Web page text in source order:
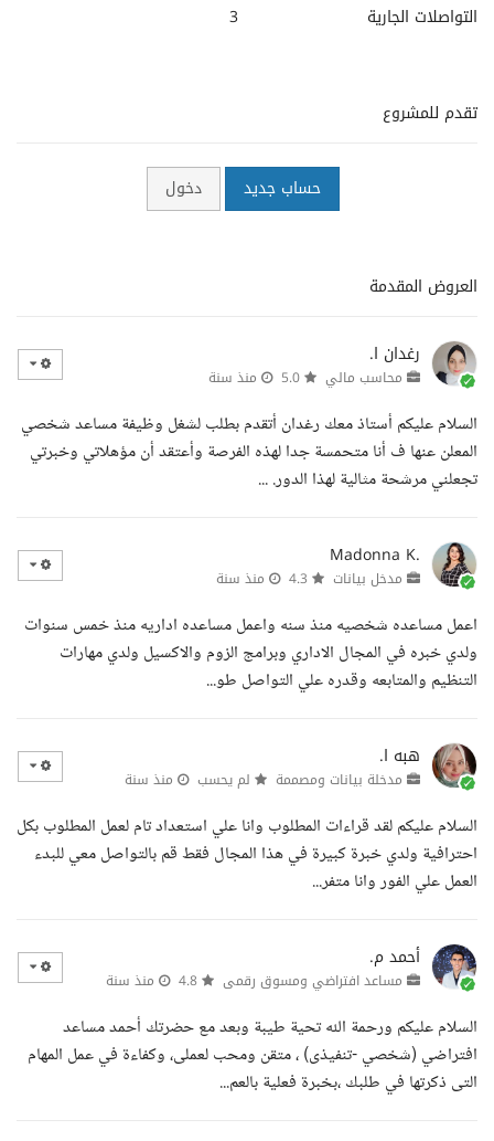
التواصلات الجارية
3
تقدم للمشروع
حساب جديد دخول
العروض المقدمة
رغدان ا.
محاسب مالي منذ سنة
السلام عليكم أستاذ معك رغدان أتقدم بطلب لشغل وظيفة مساعد شخصي
المعلن عنها ف أنا متحمسة جدا لهذه الفرصة وأعتقد أن مؤهلاتي وخبرتي
تجعلني مرشحة مثالية لهذا الدور. ...
Madonna K.
مدخل بيانات منذ سنة
اعمل مساعده شخصيه منذ سنه واعمل مساعده اداريه منذ خمس سنوات
ولدي خبره في المجال الاداري وبرامج الزوم والاكسيل ولدي مهارات
التنظيم والمتابعه وقدره علي التواصل طو...
هبه ا.
مدخلة بيانات ومصممة لم يحسب منذ سنة
السلام عليكم لقد قراءات المطلوب وانا علي استعداد تام لعمل المطلوب بكل
احترافية ولدي خبرة كبيرة في هذا المجال فقط قم بالتواصل معي للبدء
العمل علي الفور وانا متفر...
أحمد م.
مساعد افتراضي ومسوق رقمى منذ سنة
السلام عليكم ورحمة الله تحية طيبة وبعد مع حضرتك أحمد مساعد
افتراضي (شخصي -تنفيذى) ، متقن ومحب لعملى، وكفاءة في عمل المهام
التى ذكرتها في طلبك ،بخبرة فعلية بالعم...